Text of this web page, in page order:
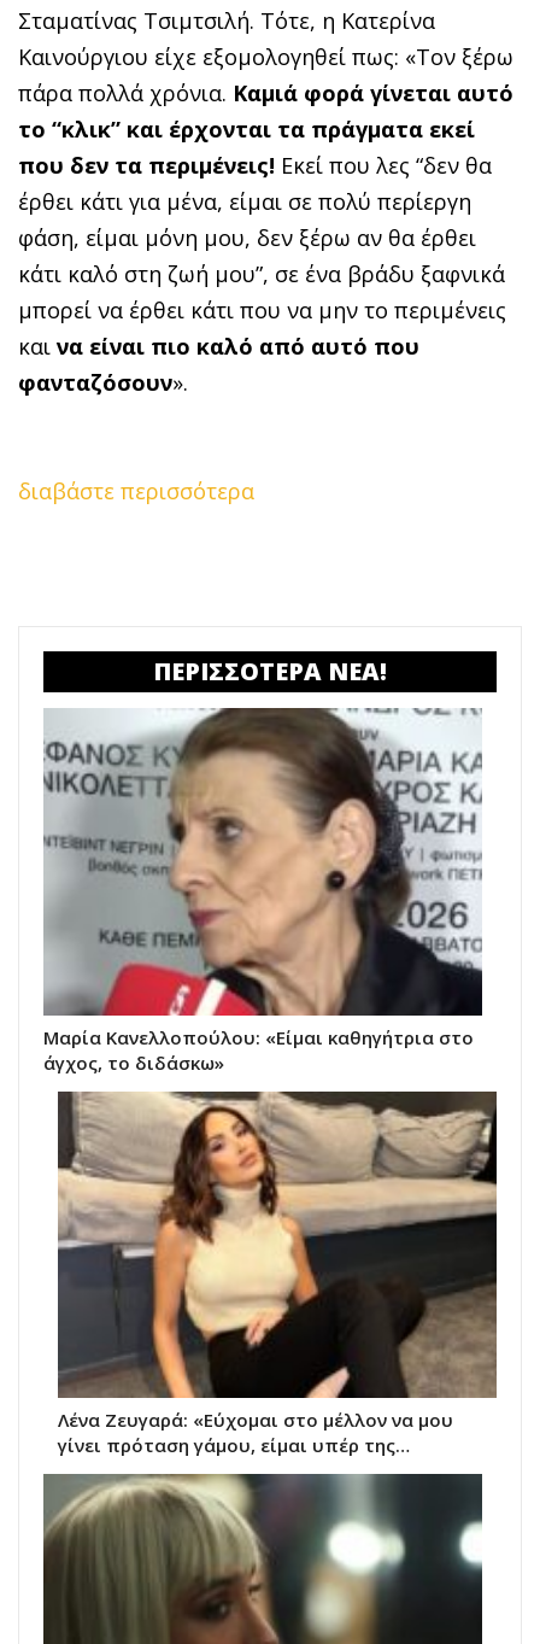
Σταματίνας Τσιμτσιλή. Τότε, η Κατερίνα
Καινούργιου είχε εξομολογηθεί πως: «Τον ξέρω
πάρα πολλά χρόνια. Καμιά φορά γίνεται αυτό
το “κλικ” και έρχονται τα πράγματα εκεί
που δεν τα περιμένεις! Εκεί που λες “δεν θα
έρθει κάτι για μένα, είμαι σε πολύ περίεργη
φάση, είμαι μόνη μου, δεν ξέρω αν θα έρθει
κάτι καλό στη ζωή μου”, σε ένα βράδυ ξαφνικά
μπορεί να έρθει κάτι που να μην το περιμένεις
και να είναι πιο καλό από αυτό που
φανταζόσουν».
διαβάστε περισσότερα
ΠΕΡΙΣΣΟΤΕΡΑ ΝΕΑ!
Μαρία Κανελλοπούλου: «Είμαι καθηγήτρια στο
άγχος, το διδάσκω»
Λένα Ζευγαρά: «Εύχομαι στο μέλλον να μου
γίνει πρόταση γάμου, είμαι υπέρ της…